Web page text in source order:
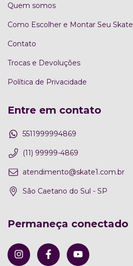
Quem somos
Como Escolher e Montar Seu Skate
Contato
Trocas e Devoluções
Política de Privacidade
Entre em contato
5511999994869
(11) 99999-4869
atendimento@skate1.com.br
São Caetano do Sul - SP
Permaneça conectado